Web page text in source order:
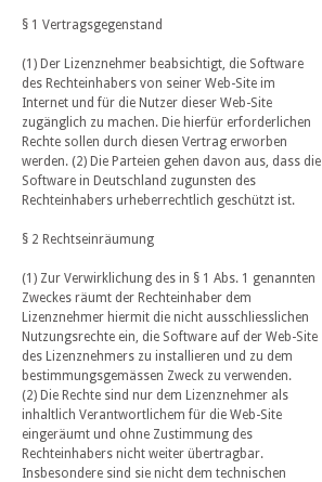
§ 1 Vertragsgegenstand
(1) Der Lizenznehmer beabsichtigt, die Software
des Rechteinhabers von seiner Web-Site im
Internet und für die Nutzer dieser Web-Site
zugänglich zu machen. Die hierfür erforderlichen
Rechte sollen durch diesen Vertrag erworben
werden. (2) Die Parteien gehen davon aus, dass die
Software in Deutschland zugunsten des
Rechteinhabers urheberrechtlich geschützt ist.
§ 2 Rechtseinräumung
(1) Zur Verwirklichung des in § 1 Abs. 1 genannten
Zweckes räumt der Rechteinhaber dem
Lizenznehmer hiermit die nicht ausschliesslichen
Nutzungsrechte ein, die Software auf der Web-Site
des Lizenznehmers zu installieren und zu dem
bestimmungsgemässen Zweck zu verwenden.
(2) Die Rechte sind nur dem Lizenznehmer als
inhaltlich Verantwortlichem für die Web-Site
eingeräumt und ohne Zustimmung des
Rechteinhabers nicht weiter übertragbar.
Insbesondere sind sie nicht dem technischen